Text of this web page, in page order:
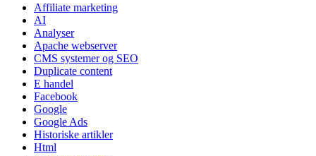
Affiliate marketing
AI
Analyser
Apache webserver
CMS systemer og SEO
Duplicate content
E handel
Facebook
Google
Google Ads
Historiske artikler
Html